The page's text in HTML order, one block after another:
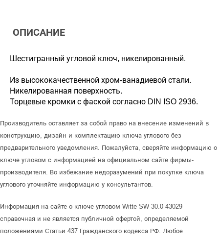
ОПИСАНИЕ
Шестигранный угловой ключ, никелированный.
Из высококачественной хром-ванадиевой стали.
Никелированная поверхность.
Торцевые кромки с фаской согласно DIN ISO 2936.
Производитель оставляет за собой право на внесение изменений в
конструкцию, дизайн и комплектацию ключа углового без
предварительного уведомления. Пожалуйста, сверяйте информацию о
ключе угловом с информацией на официальном сайте фирмы-
производителя. Во избежание недоразумений при покупке ключа
углового уточняйте информацию у консультантов.
Информация на сайте о ключе угловом Witte SW 30.0 43029
справочная и не является публичной офертой, определяемой
положениями Статьи 437 Гражданского кодекса РФ. Любое